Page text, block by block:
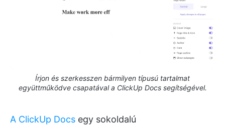
Írjon és szerkesszen bármilyen típusú tartalmat
együttműködve csapatával a ClickUp Docs segítségével.
A ClickUp Docs egy sokoldalú